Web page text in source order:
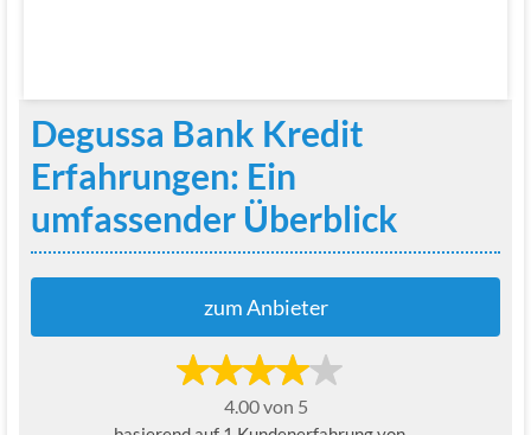
Degussa Bank Kredit
Erfahrungen: Ein
umfassender Überblick
zum Anbieter
4.00 von 5